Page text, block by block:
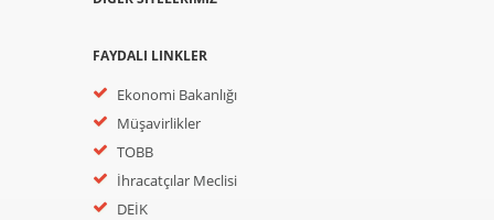
FAYDALI LINKLER
Ekonomi Bakanlığı
Müşavirlikler
TOBB
İhracatçılar Meclisi
DEİK